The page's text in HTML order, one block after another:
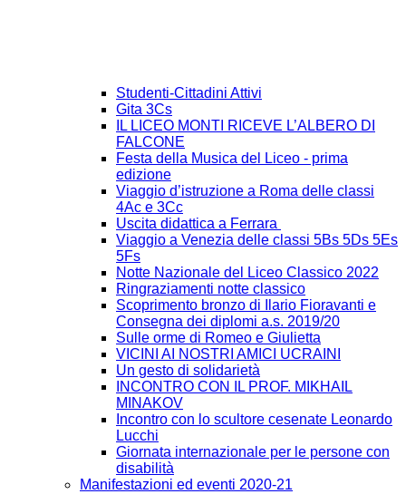
Studenti-Cittadini Attivi
Gita 3Cs
IL LICEO MONTI RICEVE L’ALBERO DI
FALCONE
Festa della Musica del Liceo - prima
edizione
Viaggio d’istruzione a Roma delle classi
4Ac e 3Cc
Uscita didattica a Ferrara
Viaggio a Venezia delle classi 5Bs 5Ds 5Es
5Fs
Notte Nazionale del Liceo Classico 2022
Ringraziamenti notte classico
Scoprimento bronzo di Ilario Fioravanti e
Consegna dei diplomi a.s. 2019/20
Sulle orme di Romeo e Giulietta
VICINI AI NOSTRI AMICI UCRAINI
Un gesto di solidarietà
INCONTRO CON IL PROF. MIKHAIL
MINAKOV
Incontro con lo scultore cesenate Leonardo
Lucchi
Giornata internazionale per le persone con
disabilità
Manifestazioni ed eventi 2020-21